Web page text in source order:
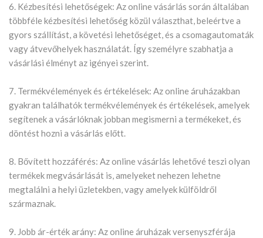
6. Kézbesítési lehetőségek: Az online vásárlás során általában
többféle kézbesítési lehetőség közül választhat, beleértve a
gyors szállítást, a követési lehetőséget, és a csomagautomaták
vagy átvevőhelyek használatát. Így személyre szabhatja a
vásárlási élményt az igényei szerint.
7. Termékvélemények és értékelések: Az online áruházakban
gyakran találhatók termékvélemények és értékelések, amelyek
segítenek a vásárlóknak jobban megismerni a termékeket, és
döntést hozni a vásárlás előtt.
8. Bővített hozzáférés: Az online vásárlás lehetővé teszi olyan
termékek megvásárlását is, amelyeket nehezen lehetne
megtalálni a helyi üzletekben, vagy amelyek külföldről
származnak.
9. Jobb ár-érték arány: Az online áruházak versenyszférája